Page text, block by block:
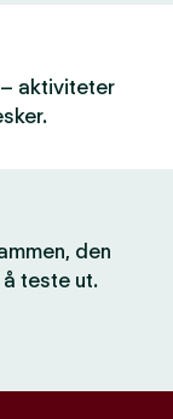
aktiviteter
den
teste ut.